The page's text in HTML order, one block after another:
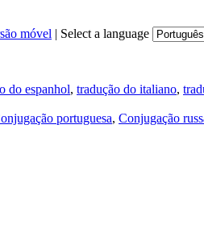
móvel | Select a language
do espanhol, tradução do italiano,
portuguesa, Conjugação